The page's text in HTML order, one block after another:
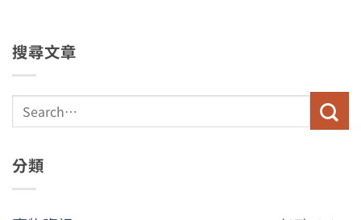
搜尋文章
分類